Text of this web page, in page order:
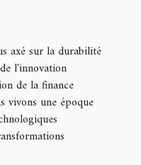
axé sur la durabilité
l'innovation
de la finance
vivons une époque